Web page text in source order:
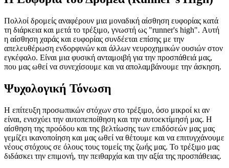
Πολλοί δρομείς αναφέρουν μια μοναδική αίσθηση ευφορίας κατά
τη διάρκεια και μετά το τρέξιμο, γνωστή ως "runner's high". Αυτή
η αίσθηση χαράς και ευφορίας συνδέεται επίσης με την
απελευθέρωση ενδορφινών και άλλων νευροχημικών ουσιών στον
εγκέφαλο. Είναι μια φυσική ανταμοιβή για την προσπάθειά μας,
που μας ωθεί να συνεχίσουμε και να απολαμβάνουμε την άσκηση.
Ψυχολογική Τόνωση
Η επίτευξη προσωπικών στόχων στο τρέξιμο, όσο μικροί κι αν
είναι, ενισχύει την αυτοπεποίθηση και την αυτοεκτίμησή μας. Η
αίσθηση της προόδου και της βελτίωσης των επιδόσεών μας μας
γεμίζει ικανοποίηση και μας ωθεί να θέτουμε και να επιτυγχάνουμε
νέους στόχους σε όλους τους τομείς της ζωής μας. Το τρέξιμο μας
διδάσκει την επιμονή, την πειθαρχία και την αξία της προσπάθειας.